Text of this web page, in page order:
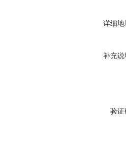
详细地
补充说
验证